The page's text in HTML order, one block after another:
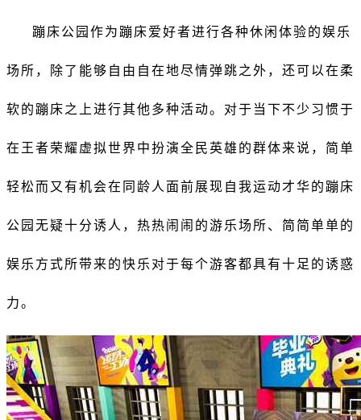
蹦床公园作为蹦床爱好者进行各种休闲体验的娱乐
场所，除了能够自由自在地尽情弹跳之外，还可以在柔
软的蹦床之上进行其他多种活动。对于当下不少习惯于
在王者荣耀虚拟世界中扮演全民英雄的群体来说，简单
轻松而又有机会在同龄人面前展现自我运动才华的蹦床
公园无疑十分诱人，热热闹闹的游乐场所、简简单单的
娱乐方式所带来的快乐对于每个游客都具有十足的诱惑
力。